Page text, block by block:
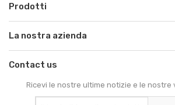
Prodotti
La nostra azienda
Contact us
Ricevi le nostre ultime notizie e le nostre